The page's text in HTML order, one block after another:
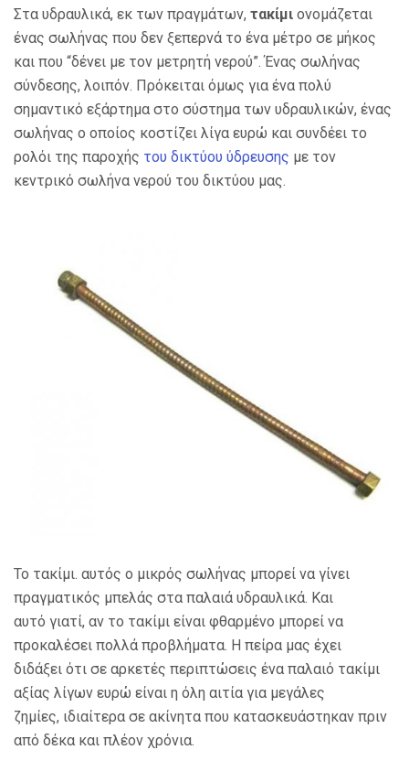
Στα υδραυλικά, εκ των πραγμάτων, τακίμι ονομάζεται
ένας σωλήνας που δεν ξεπερνά το ένα μέτρο σε μήκος
και που “δένει με τον μετρητή νερού”. Ένας σωλήνας
σύνδεσης, λοιπόν. Πρόκειται όμως για ένα πολύ
σημαντικό εξάρτημα στο σύστημα των υδραυλικών, ένας
σωλήνας ο οποίος κοστίζει λίγα ευρώ και συνδέει το
ρολόι της παροχής του δικτύου ύδρευσης με τον
κεντρικό σωλήνα νερού του δικτύου μας.
Το τακίμι. αυτός ο μικρός σωλήνας μπορεί να γίνει
πραγματικός μπελάς στα παλαιά υδραυλικά. Και
αυτό γιατί, αν το τακίμι είναι φθαρμένο μπορεί να
προκαλέσει πολλά προβλήματα. Η πείρα μας έχει
διδάξει ότι σε αρκετές περιπτώσεις ένα παλαιό τακίμι
αξίας λίγων ευρώ είναι η όλη αιτία για μεγάλες
ζημίες, ιδιαίτερα σε ακίνητα που κατασκευάστηκαν πριν
από δέκα και πλέον χρόνια.